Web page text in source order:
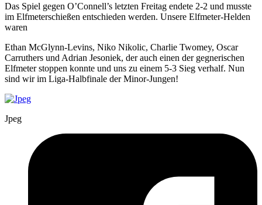
Das Spiel gegen O’Connell’s letzten Freitag endete 2-2 und musste
im Elfmeterschießen entschieden werden. Unsere Elfmeter-Helden
waren
Ethan McGlynn-Levins, Niko Nikolic, Charlie Twomey, Oscar
Carruthers und Adrian Jesoniek, der auch einen der gegnerischen
Elfmeter stoppen konnte und uns zu einem 5-3 Sieg verhalf. Nun
sind wir im Liga-Halbfinale der Minor-Jungen!
Jpeg